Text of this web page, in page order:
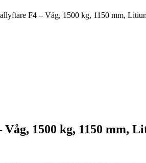
F4 – Våg, 1500 kg, 1150 mm,
1500 kg, 1150 mm,